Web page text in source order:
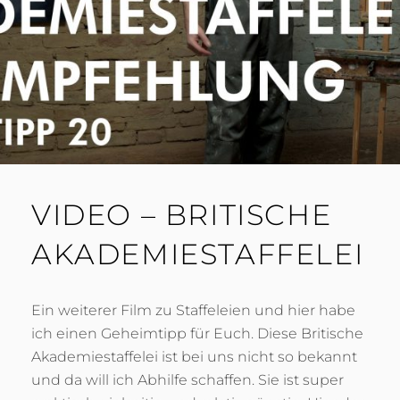
VIDEO – BRITISCHE
AKADEMIESTAFFELEI
Ein weiterer Film zu Staffeleien und hier habe
ich einen Geheimtipp für Euch. Diese Britische
Akademiestaffelei ist bei uns nicht so bekannt
und da will ich Abhilfe schaffen. Sie ist super